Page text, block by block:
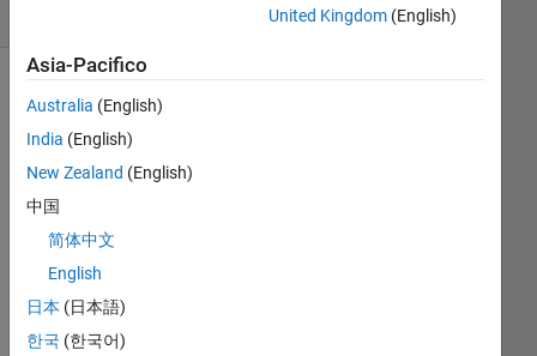
e
mo
United Kingdom(English)
Asia-Pacifico
Australia (English)
India (English)
New Zealand (English)
中国
简体中文
English
日本 (日本語)
한국 (한국어)